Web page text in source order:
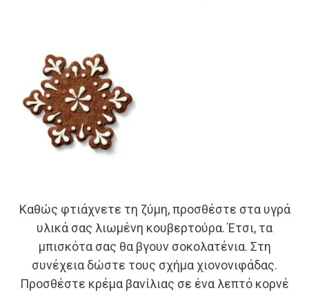
Καθώς φτιάχνετε τη ζύμη, προσθέστε στα υγρά
υλικά σας λιωμένη κουβερτούρα. Έτσι, τα
μπισκότα σας θα βγουν σοκολατένια. Στη
συνέχεια δώστε τους σχήμα χιονονιφάδας.
Προσθέστε κρέμα βανίλιας σε ένα λεπτό κορνέ